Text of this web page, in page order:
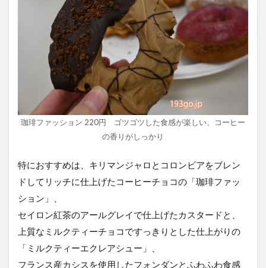
珈琲ファッション 220円 ゴツゴツした食感が楽しい、コーヒー
の香りがしっかり
特におすすめは、キリマンジャロとコロンビアをブレン
ドしてリッチに仕上げたコーヒーチョコの「珈琲ファッ
ション」、
セイロン紅茶のアールグレイで仕上げたカスタードと、
上質なミルクティーチョコですっきりとした仕上がりの
「ミルクティーエクレアシュー」、
フランス産カシスを使用したフォンダンとふわふわ食感